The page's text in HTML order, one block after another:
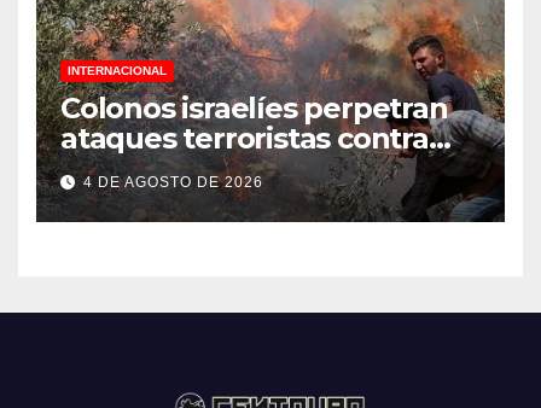
INTERNACIONAL
Colonos israelíes perpetran
ataques terroristas contra
familias palestinas en
Cisjordania
4 DE AGOSTO DE 2026